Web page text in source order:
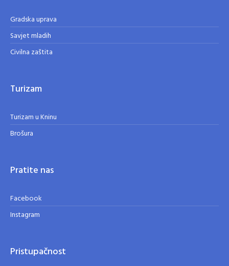
Gradska uprava
Savjet mladih
Civilna zaštita
Turizam
Turizam u Kninu
Brošura
Pratite nas
Facebook
Instagram
Pristupačnost